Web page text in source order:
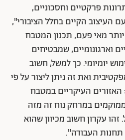
פרקטיים וחסכוניים,
העיצוב הקיים בחלל הציבורי",
מאי פעם, תכנון המטבח
וארגונומיים, שמבטיחים
יומיומי. כך למשל, חשוב
ואת זה ניתן ליצור על פי
האזורים העיקריים במטבח
במרחק נוח זה מזה
זהו עקרון חשוב מכיוון שהוא
תחנות העבודה".